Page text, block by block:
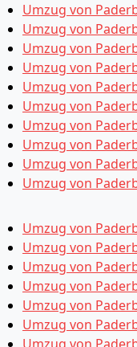
Umzug von
Umzug von
Umzug von
Umzug von
Umzug von
Umzug von
Umzug von
Umzug von
Umzug von
Umzug von
Umzug von
Umzug von
Umzug von
Umzug von
Umzug von
Umzug von